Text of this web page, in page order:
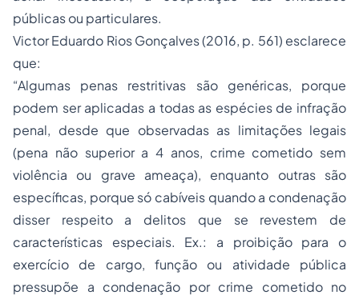
públicas ou particulares.
Victor Eduardo Rios Gonçalves (2016, p. 561) esclarece
que:
“Algumas penas restritivas são genéricas, porque
podem ser aplicadas a todas as espécies de infração
penal, desde que observadas as limitações legais
(pena não superior a 4 anos, crime cometido sem
violência ou grave ameaça), enquanto outras são
específicas, porque só cabíveis quando a condenação
disser respeito a delitos que se revestem de
características especiais. Ex.: a proibição para o
exercício de cargo, função ou atividade pública
pressupõe a condenação por crime cometido no